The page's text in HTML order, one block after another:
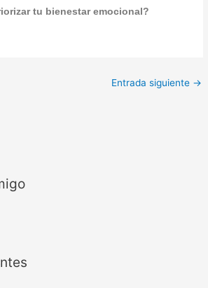
tu bienestar emocional?
Entrada siguiente →